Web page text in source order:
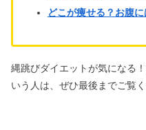
どこが痩せる？お腹に
縄跳びダイエットが気になる
いう人は、ぜひ最後までご覧く